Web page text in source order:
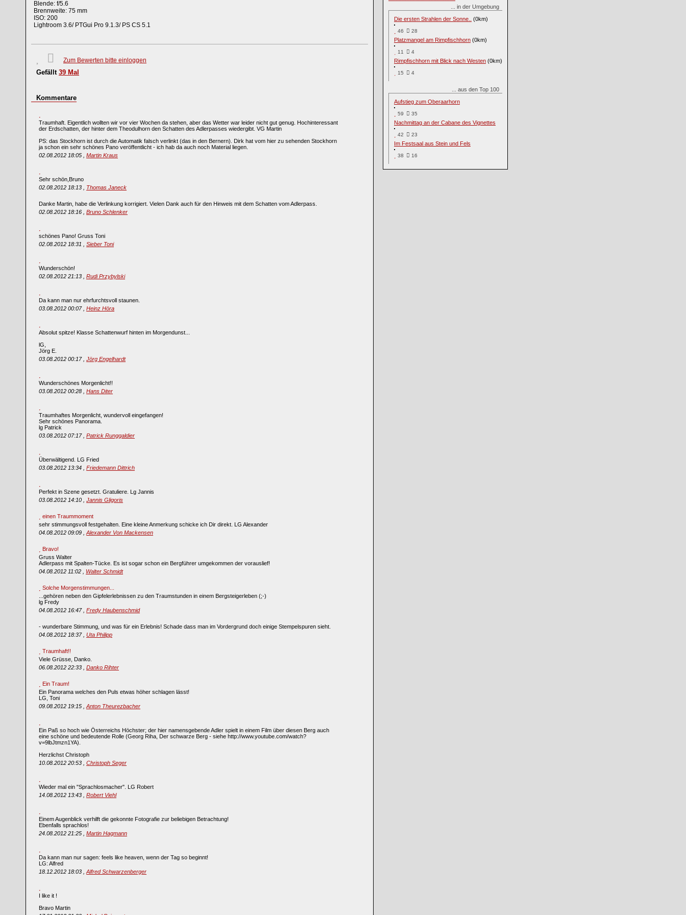
Blende: f/5.6
Brennweite: 75 mm
ISO: 200
Lightroom 3.6/ PTGui Pro 9.1.3/ PS CS 5.1
Zum Bewerten bitte einloggen
Gefällt 39 Mal
Kommentare
Traumhaft. Eigentlich wollten wir vor vier Wochen da stehen, aber das Wetter war leider nicht gut genug. Hochinteressant
der Erdschatten, der hinter dem Theodulhorn den Schatten des Adlerpasses wiedergibt. VG Martin
PS: das Stockhorn ist durch die Automatik falsch verlinkt (das in den Bernern). Dirk hat vom hier zu sehenden Stockhorn
ja schon ein sehr schönes Pano veröffentlicht - ich hab da auch noch Material liegen.
02.08.2012 18:05 , Martin Kraus
Sehr schön,Bruno
02.08.2012 18:13 , Thomas Janeck
Danke Martin, habe die Verlinkung korrigiert. Vielen Dank auch für den Hinweis mit dem Schatten vom Adlerpass.
02.08.2012 18:16 , Bruno Schlenker
schönes Pano! Gruss Toni
02.08.2012 18:31 , Sieber Toni
Wunderschön!
02.08.2012 21:13 , Rudi Przybylski
Da kann man nur ehrfurchtsvoll staunen.
03.08.2012 00:07 , Heinz Höra
Absolut spitze! Klasse Schattenwurf hinten im Morgendunst...
lG,
Jörg E.
03.08.2012 00:17 , Jörg Engelhardt
Wunderschönes Morgenlicht!!
03.08.2012 00:28 , Hans Diter
Traumhaftes Morgenlicht, wundervoll eingefangen!
Sehr schönes Panorama.
lg Patrick
03.08.2012 07:17 , Patrick Runggaldier
Überwältigend. LG Fried
03.08.2012 13:34 , Friedemann Dittrich
Perfekt in Szene gesetzt. Gratuliere. Lg Jannis
03.08.2012 14:10 , Jannis Gligoris
einen Traummoment
sehr stimmungsvoll festgehalten. Eine kleine Anmerkung schicke ich Dir direkt. LG Alexander
04.08.2012 09:09 , Alexander Von Mackensen
Bravo!
Gruss Walter
Adlerpass mit Spalten-Tücke. Es ist sogar schon ein Bergführer umgekommen der vorauslief!
04.08.2012 11:02 , Walter Schmidt
Solche Morgenstimmungen...
...gehören neben den Gipfelerlebnissen zu den Traumstunden in einem Bergsteigerleben (;-)
lg Fredy
04.08.2012 16:47 , Fredy Haubenschmid
- wunderbare Stimmung, und was für ein Erlebnis! Schade dass man im Vordergrund doch einige Stempelspuren sieht.
04.08.2012 18:37 , Uta Philipp
Traumhaft!!
Viele Grüsse, Danko.
06.08.2012 22:33 , Danko Rihter
Ein Traum!
Ein Panorama welches den Puls etwas höher schlagen lässt!
LG, Toni
09.08.2012 19:15 , Anton Theurezbacher
Ein Paß so hoch wie Österreichs Höchster; der hier namensgebende Adler spielt in einem Film über diesen Berg auch
eine schöne und bedeutende Rolle (Georg Riha, Der schwarze Berg - siehe http://www.youtube.com/watch?
v=9lbJtmzn1YA).
Herzlichst Christoph
10.08.2012 20:53 , Christoph Seger
Wieder mal ein "Sprachlosmacher". LG Robert
14.08.2012 13:43 , Robert Viehl
Einem Augenblick verhilft die gekonnte Fotografie zur beliebigen Betrachtung!
Ebenfalls sprachlos!
24.08.2012 21:25 , Martin Hagmann
Da kann man nur sagen: feels like heaven, wenn der Tag so beginnt!
LG: Alfred
18.12.2012 18:03 , Alfred Schwarzenberger
I like it !
Bravo Martin
... in der Umgebung
Die ersten Strahlen der Sonne..
(0km)
46 28
Platzmangel am Rimpfischhorn (0km)
11 4
Rimpfischhorn mit Blick nach Westen (0km)
15 4
... aus den Top 100
Aufstieg zum Oberaarhorn
59 35
Nachmittag an der Cabane des Vignettes
42 23
Im Festsaal aus Stein und Fels
38 16